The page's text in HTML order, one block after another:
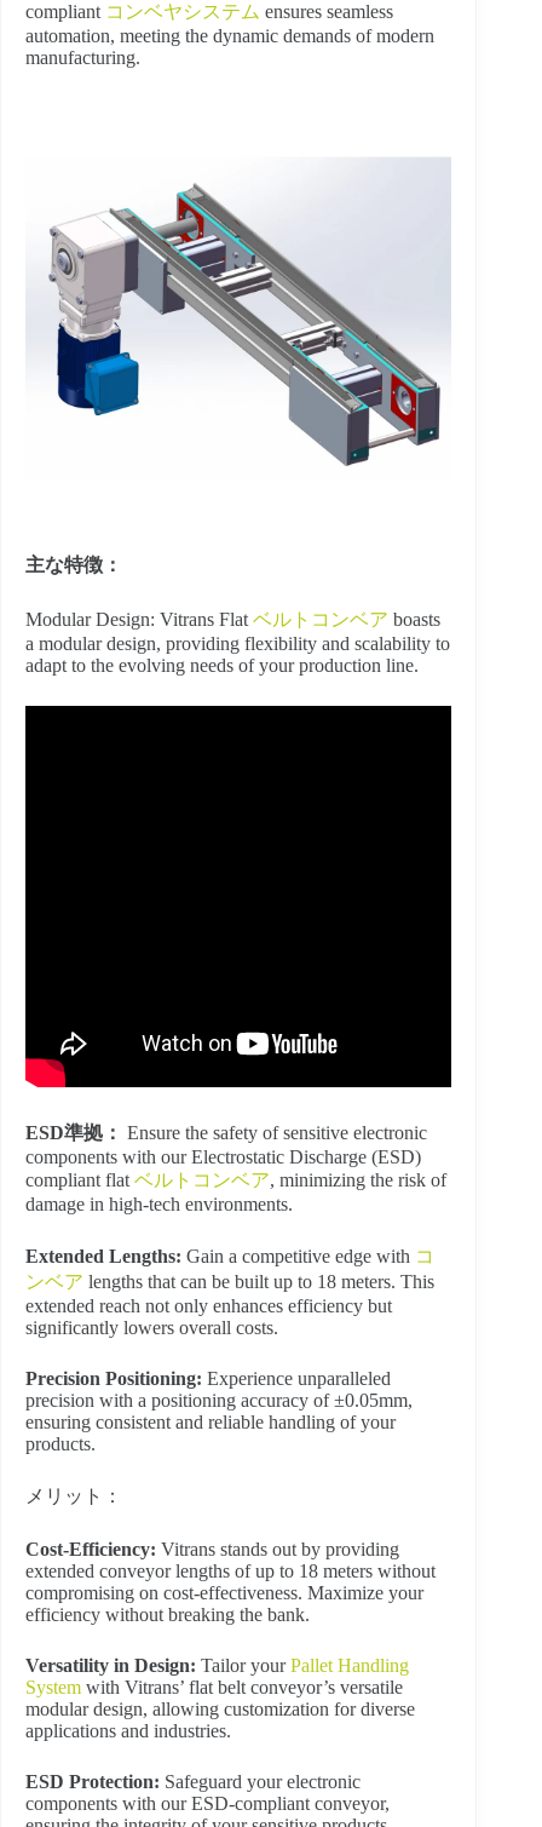
compliant コンベヤシステム ensures seamless
automation, meeting the dynamic demands of modern
manufacturing.
主な特徴：
Modular Design: Vitrans Flat ベルトコンベア boasts
a modular design, providing flexibility and scalability to
adapt to the evolving needs of your production line.
ESD準拠： Ensure the safety of sensitive electronic
components with our Electrostatic Discharge (ESD)
compliant flat ベルトコンベア, minimizing the risk of
damage in high-tech environments.
Extended Lengths: Gain a competitive edge with コ
ンベア lengths that can be built up to 18 meters. This
extended reach not only enhances efficiency but
significantly lowers overall costs.
Precision Positioning: Experience unparalleled
precision with a positioning accuracy of ±0.05mm,
ensuring consistent and reliable handling of your
products.
メリット：
Cost-Efficiency: Vitrans stands out by providing
extended conveyor lengths of up to 18 meters without
compromising on cost-effectiveness. Maximize your
efficiency without breaking the bank.
Versatility in Design: Tailor yourPallet Handling
System with Vitrans’ flat belt conveyor’s versatile
modular design, allowing customization for diverse
applications and industries.
ESD Protection: Safeguard your electronic
components with our ESD-compliant conveyor,